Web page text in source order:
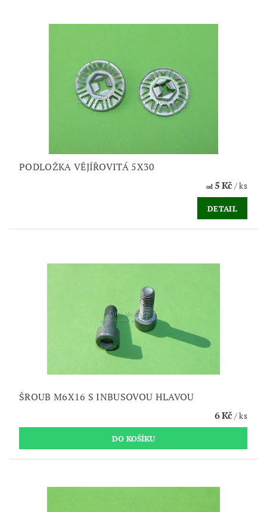
PODLOŽKA VĚJÍŘOVITÁ 5X30
od5 Kč/ ks
DETAIL
ŠROUB M6X16 S INBUSOVOU HLAVOU
6 Kč/ ks